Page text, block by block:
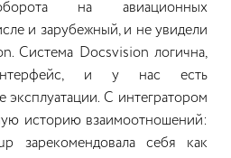
на авиационных
и зарубежный, и не увидели
Система Docsvision логична,
и у нас есть
эксплуатации. С интегратором
историю взаимоотношений:
зарекомендовала себя как